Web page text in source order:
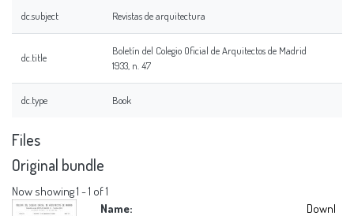
dc.subject Revistas de arquitectura
dc.title
Boletín del Colegio Oficial de Arquitectos de Madrid
1933, n. 47
dc.type Book
Files
Original bundle
Now showing1 - 1 of 1
Name:
Downl